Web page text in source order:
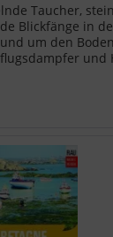
Taucher,
Blickfänge in
um den
und